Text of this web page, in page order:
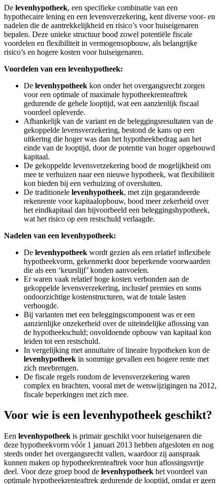
De levenhypotheek, een specifieke combinatie van een
hypothecaire lening en een levensverzekering, kent diverse voor- en
nadelen die de aantrekkelijkheid en risico’s voor huiseigenaren
bepalen. Deze unieke structuur bood zowel potentiële fiscale
voordelen en flexibiliteit in vermogensopbouw, als belangrijke
risico’s en hogere kosten voor huiseigenaren.
Voordelen van een levenhypotheek:
De levenhypotheek kon onder het overgangsrecht zorgen
voor een optimale of maximale hypotheekrenteaftrek
gedurende de gehele looptijd, wat een aanzienlijk fiscaal
voordeel opleverde.
Afhankelijk van de variant en de beleggingsresultaten van de
gekoppelde levensverzekering, bestond de kans op een
uitkering die hoger was dan het hypotheekbedrag aan het
einde van de looptijd, door de potentie van hoger opgebouwd
kapitaal.
De gekoppelde levensverzekering bood de mogelijkheid om
mee te verhuizen naar een nieuwe hypotheek, wat flexibiliteit
kon bieden bij een verhuizing of oversluiten.
De traditionele levenhypotheek, met zijn gegarandeerde
rekenrente voor kapitaalopbouw, bood meer zekerheid over
het eindkapitaal dan bijvoorbeeld een beleggingshypotheek,
wat het risico op een restschuld verlaagde.
Nadelen van een levenhypotheek:
De levenhypotheek wordt gezien als een relatief inflexibele
hypotheekvorm, gekenmerkt door beperkende voorwaarden
die als een ‘keurslijf’ konden aanvoelen.
Er waren vaak relatief hoge kosten verbonden aan de
gekoppelde levensverzekering, inclusief premies en soms
ondoorzichtige kostenstructuren, wat de totale lasten
verhoogde.
Bij varianten met een beleggingscomponent was er een
aanzienlijke onzekerheid over de uiteindelijke aflossing van
de hypotheekschuld; onvoldoende opbouw van kapitaal kon
leiden tot een restschuld.
In vergelijking met annuïtaire of lineaire hypotheken kon de
levenhypotheek in sommige gevallen een hogere rente met
zich meebrengen.
De fiscale regels rondom de levensverzekering waren
complex en brachten, vooral met de wetswijzigingen na 2012,
fiscale beperkingen met zich mee.
Voor wie is een levenhypotheek geschikt?
Een levenhypotheek is primair geschikt voor huiseigenaren die
deze hypotheekvorm vóór 1 januari 2013 hebben afgesloten en nog
steeds onder het overgangsrecht vallen, waardoor zij aanspraak
kunnen maken op hypotheekrenteaftrek voor hun aflossingsvrije
deel. Voor deze groep bood de levenhypotheek het voordeel van
optimale hypotheekrenteaftrek gedurende de looptijd, omdat er geen